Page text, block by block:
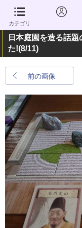
カテゴリ
日本庭園を造る話
た!(8/11)
前の画像